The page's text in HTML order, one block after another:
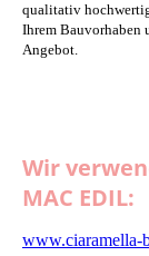
qualitativ
Ihrem Bauvorhaben
Angebot.
Wir
MAC EDIL:
www.ciaramella-